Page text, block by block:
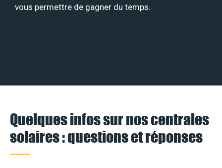
vous permettre de gagner du temps.
Quelques infos sur nos centrales
solaires : questions et réponses